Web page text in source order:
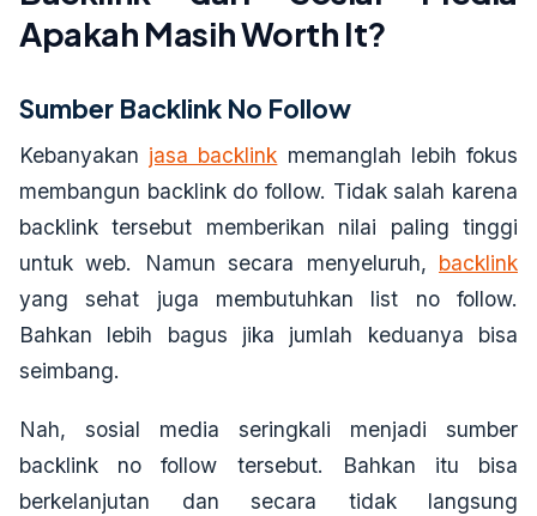
Apakah Masih Worth It?
Sumber Backlink No Follow
Kebanyakan jasa backlink memanglah lebih fokus
membangun backlink do follow. Tidak salah karena
backlink tersebut memberikan nilai paling tinggi
untuk web. Namun secara menyeluruh, backlink
yang sehat juga membutuhkan list no follow.
Bahkan lebih bagus jika jumlah keduanya bisa
seimbang.
Nah, sosial media seringkali menjadi sumber
backlink no follow tersebut. Bahkan itu bisa
berkelanjutan dan secara tidak langsung